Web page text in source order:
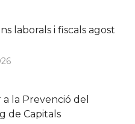
laborals i fiscals agost
la Prevenció del
de Capitals